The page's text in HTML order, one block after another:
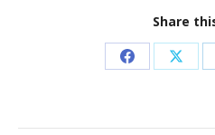
Share
Share
Facebook
Share
X